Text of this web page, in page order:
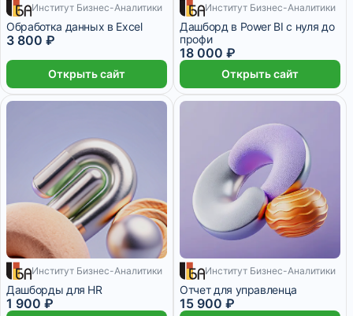
317 ₽/мес 7 дней
Институт Бизнес-Аналитики
Обработка данных в Excel
3 800 ₽
Открыть сайт
1 500 ₽/мес
Институт Бизнес-Аналитики
Дашборд в Power BI с нуля до
профи
18 000 ₽
Открыть сайт
158 ₽/мес 7 дней
Институт Бизнес-Аналитики
Дашборды для HR
1 900 ₽
1 325 ₽/мес 15 дней
Институт Бизнес-Аналитики
Отчет для управленца
15 900 ₽